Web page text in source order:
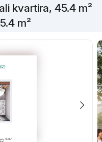
kvartira, 45.4 m²
m²